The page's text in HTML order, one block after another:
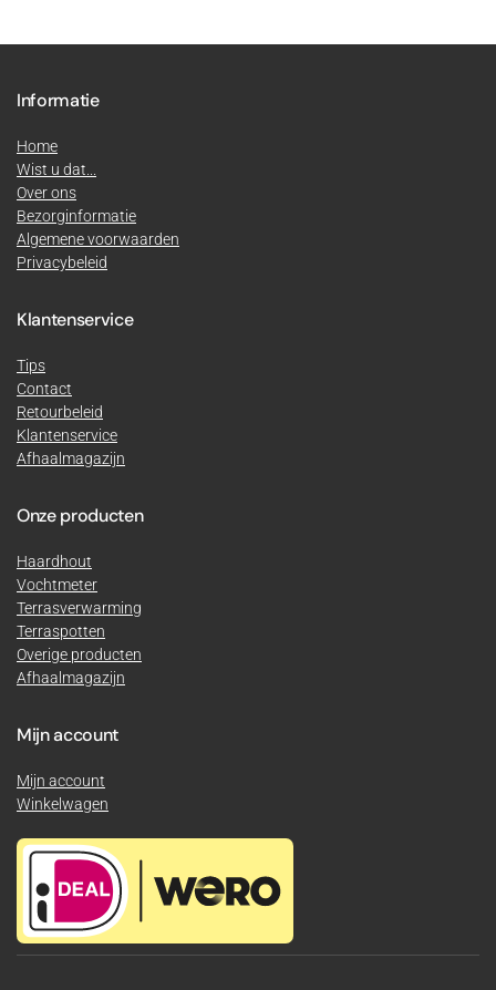
Informatie
Home
Wist u dat...
Over ons
Bezorginformatie
Algemene voorwaarden
Privacybeleid
Klantenservice
Tips
Contact
Retourbeleid
Klantenservice
Afhaalmagazijn
Onze producten
Haardhout
Vochtmeter
Terrasverwarming
Terraspotten
Overige producten
Afhaalmagazijn
Mijn account
Mijn account
Winkelwagen